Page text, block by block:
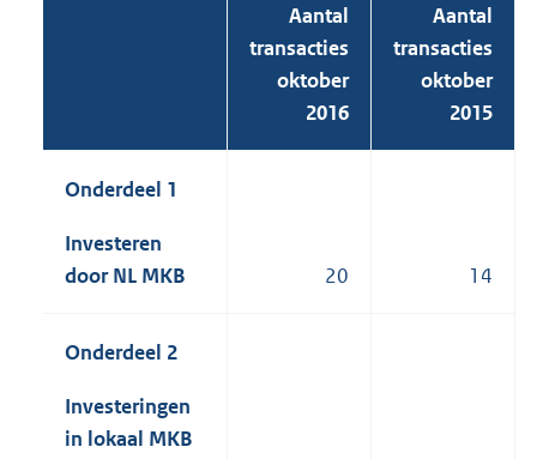
Aantal
transacties
oktober
2016
Aantal
transacties
oktober
2015
Onderdeel 1
Investeren
door NL MKB
20 14
Onderdeel 2
Investeringen
in lokaal MKB